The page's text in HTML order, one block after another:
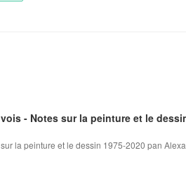
- Notes sur la peinture et le
la peinture et le dessin 1975-2020 pan